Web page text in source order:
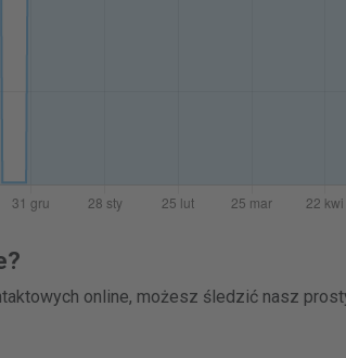
online, możesz śledzić nasz